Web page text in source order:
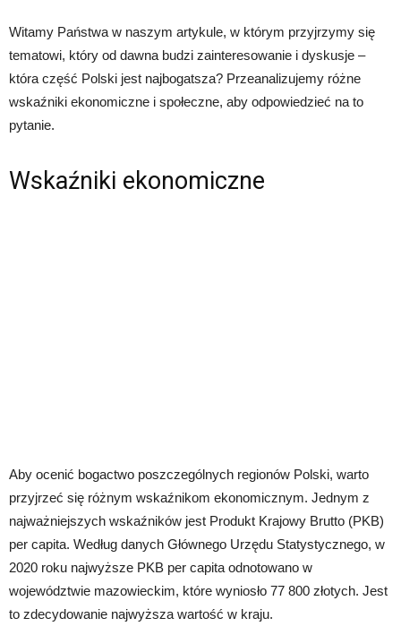
Witamy Państwa w naszym artykule, w którym przyjrzymy się
tematowi, który od dawna budzi zainteresowanie i dyskusje –
która część Polski jest najbogatsza? Przeanalizujemy różne
wskaźniki ekonomiczne i społeczne, aby odpowiedzieć na to
pytanie.
Wskaźniki ekonomiczne
Aby ocenić bogactwo poszczególnych regionów Polski, warto
przyjrzeć się różnym wskaźnikom ekonomicznym. Jednym z
najważniejszych wskaźników jest Produkt Krajowy Brutto (PKB)
per capita. Według danych Głównego Urzędu Statystycznego, w
2020 roku najwyższe PKB per capita odnotowano w
województwie mazowieckim, które wyniosło 77 800 złotych. Jest
to zdecydowanie najwyższa wartość w kraju.